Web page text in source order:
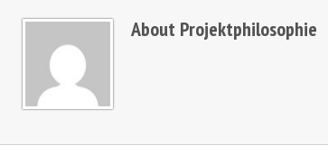
About Projektphilosophie